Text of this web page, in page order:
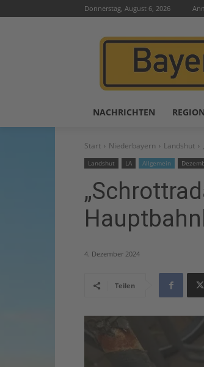
Donnerstag, August 6, 2026
NACHRICHTEN
Start Niederbayern Landshut
Landshut LA Allgemein
4. Dezember 2024
Teilen